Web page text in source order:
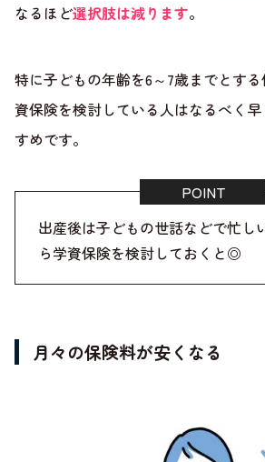
なるほど選択肢は減ります。
特に子どもの年齢を6～7歳までとす
資保険を検討している人はなるべく
すめです。
出産後は子どもの世話などで忙し
ら学資保険を検討しておくと◎
月々の保険料が安くなる